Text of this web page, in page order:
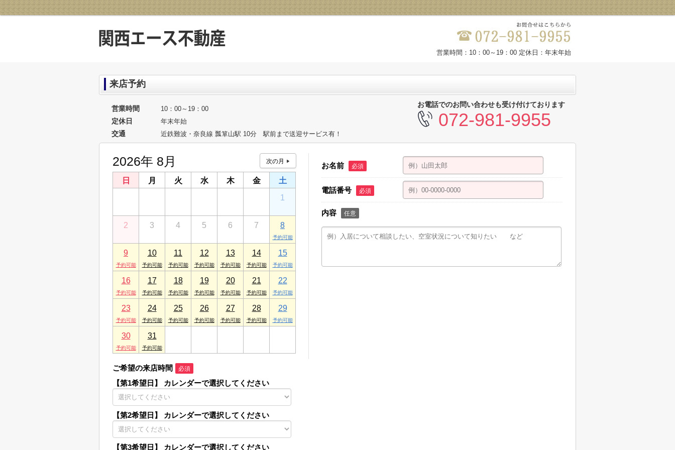
営業時間：10：00～19：00 定休日：年末年始
来店予約
営業時間 10：00～19：00
定休日 年末年始
交通 近鉄難波・奈良線 瓢箪山駅 10分 駅前まで送迎サービス有！
お電話でのお問い合わせも受け付けております
072-981-9955
2026年 8月
日 月 火 水 木 金
土
1
2 3 4 5 6 7 8
9 10 11 12 13 14 15
16 17 18 19 20 21 22
23 24 25 26 27 28 29
30 31
ご希望の来店時間 必須
【第1希望日】 カレンダーで選択してください
【第2希望日】 カレンダーで選択してください
【第3希望日】 カレンダーで選択してください
お名前 必須
電話番号 必須
内容 任意